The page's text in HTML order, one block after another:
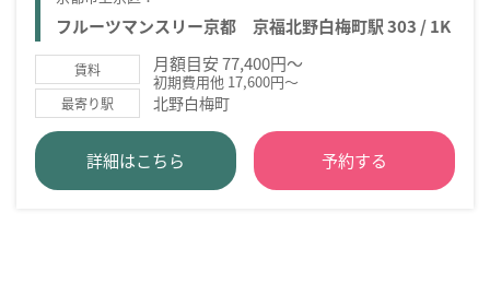
フルーツマンスリー京都 京福北野白梅町駅 303 / 1K
賃料 月額目安 77,400円～
初期費用他 17,600円～
最寄り駅 北野白梅町
詳細はこちら 予約する